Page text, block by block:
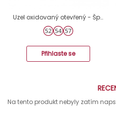
Uzel oxidovaný otevřený - Šperkovní Stříbro 925 Prsteny Bez Kamenů A4S46473
Přihlaste se
Na tento produkt nebyly zatím